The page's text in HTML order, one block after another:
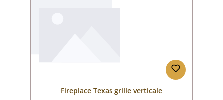
Fireplace Texas grille verticale